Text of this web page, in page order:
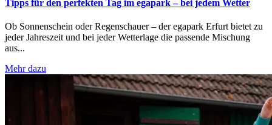
Tipps für den perfekten Tag im egapark – bei jedem Wetter
Ob Sonnenschein oder Regenschauer – der egapark Erfurt bietet zu
jeder Jahreszeit und bei jeder Wetterlage die passende Mischung
aus...
Mehr dazu